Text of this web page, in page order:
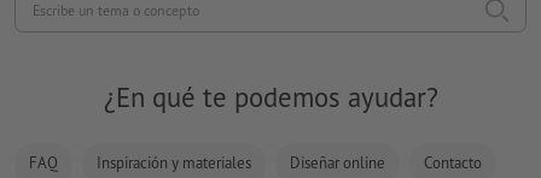
Escribe un tema o concepto
¿En qué te podemos ayudar?
FAQ Inspiración y materiales Diseñar online Contacto